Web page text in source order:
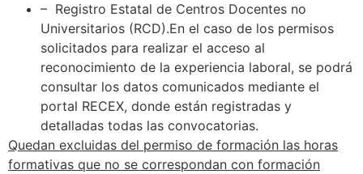
– Registro Estatal de Centros Docentes no
Universitarios (RCD).En el caso de los permisos
solicitados para realizar el acceso al
reconocimiento de la experiencia laboral, se podrá
consultar los datos comunicados mediante el
portal RECEX, donde están registradas y
detalladas todas las convocatorias.
Quedan excluidas del permiso de formación las horas
formativas que no se correspondan con formación